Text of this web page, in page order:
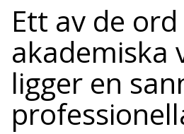
Ett av de
akademiska
ligger en